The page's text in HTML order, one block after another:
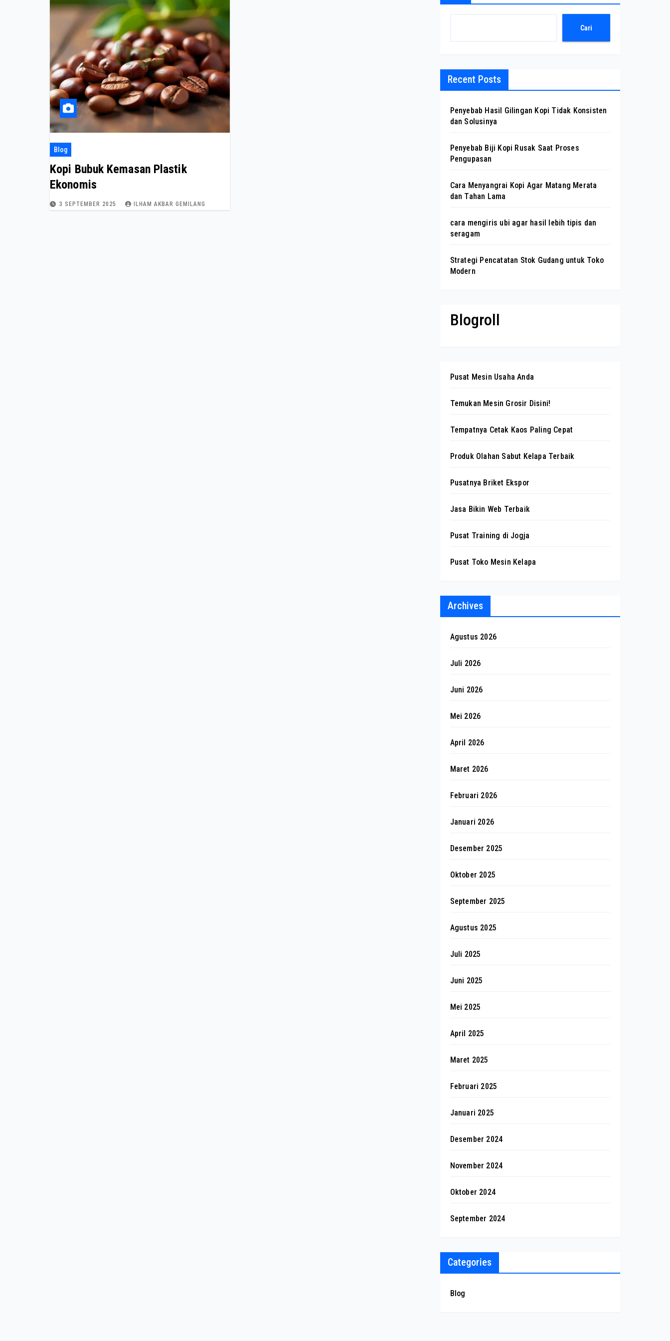
Blog
Kopi Bubuk Kemasan Plastik
Ekonomis
3 SEPTEMBER 2025 ILHAM AKBAR GEMILANG
Cari
Recent Posts
Penyebab Hasil Gilingan Kopi Tidak Konsisten
dan Solusinya
Penyebab Biji Kopi Rusak Saat Proses
Pengupasan
Cara Menyangrai Kopi Agar Matang Merata
dan Tahan Lama
cara mengiris ubi agar hasil lebih tipis dan
seragam
Strategi Pencatatan Stok Gudang untuk Toko
Modern
Blogroll
Pusat Mesin Usaha Anda
Temukan Mesin Grosir Disini!
Tempatnya Cetak Kaos Paling Cepat
Produk Olahan Sabut Kelapa Terbaik
Pusatnya Briket Ekspor
Jasa Bikin Web Terbaik
Pusat Training di Jogja
Pusat Toko Mesin Kelapa
Archives
Agustus 2026
Juli 2026
Juni 2026
Mei 2026
April 2026
Maret 2026
Februari 2026
Januari 2026
Desember 2025
Oktober 2025
September 2025
Agustus 2025
Juli 2025
Juni 2025
Mei 2025
April 2025
Maret 2025
Februari 2025
Januari 2025
Desember 2024
November 2024
Oktober 2024
September 2024
Categories
Blog